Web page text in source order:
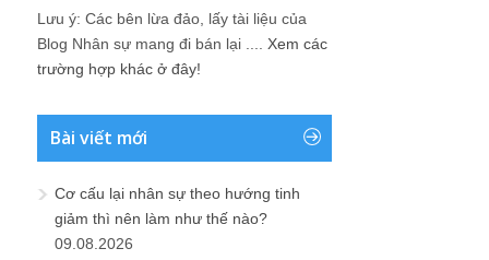
Lưu ý: Các bên lừa đảo, lấy tài liệu của
Blog Nhân sự mang đi bán lại .... Xem các
trường hợp khác ở đây!
Bài viết mới
Cơ cấu lại nhân sự theo hướng tinh
giảm thì nên làm như thế nào?
09.08.2026